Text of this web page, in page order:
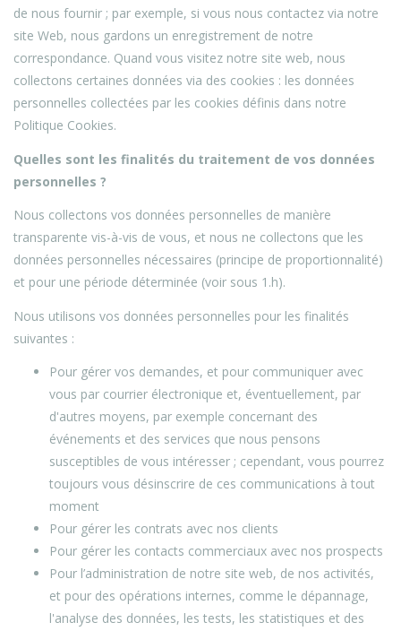
de nous fournir ; par exemple, si vous nous contactez via notre
site Web, nous gardons un enregistrement de notre
correspondance. Quand vous visitez notre site web, nous
collectons certaines données via des cookies : les données
personnelles collectées par les cookies définis dans notre
Politique Cookies.
Quelles sont les finalités du traitement de vos données
personnelles ?
Nous collectons vos données personnelles de manière
transparente vis-à-vis de vous, et nous ne collectons que les
données personnelles nécessaires (principe de proportionnalité)
et pour une période déterminée (voir sous 1.h).
Nous utilisons vos données personnelles pour les finalités
suivantes :
Pour gérer vos demandes, et pour communiquer avec
vous par courrier électronique et, éventuellement, par
d'autres moyens, par exemple concernant des
événements et des services que nous pensons
susceptibles de vous intéresser ; cependant, vous pourrez
toujours vous désinscrire de ces communications à tout
moment
Pour gérer les contrats avec nos clients
Pour gérer les contacts commerciaux avec nos prospects
Pour l’administration de notre site web, de nos activités,
et pour des opérations internes, comme le dépannage,
l'analyse des données, les tests, les statistiques et des